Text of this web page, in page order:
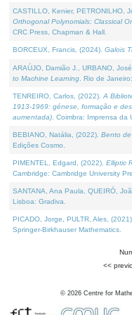
CASTILLO, Kenier, PETRONILHO,
Orthogonal Polynomials: Classical
CRC Press, Chapman & Hall.
BORCEUX, Francis, (2024). Galois
ARAÚJO, Damião J., URBANO,
to Machine Learning . Rio de
TENREIRO, Carlos, (2022). A
1913-1969: génese, formação e
aumentada) . Coimbra: Imprensa da
BEBIANO, Natália, (2022). Bento de
Edições Cosmo.
PIMENTEL, Edgard, (2022). Elliptic
Cambridge: Cambridge University
SANTANA, Ana Paula, QUEIRÓ,
Lisboa: Gradiva.
PICADO, Jorge, PULTR, Ales, (2021).
Springer-Birkhauser Mathematics.
<<
© 2026 Centre for